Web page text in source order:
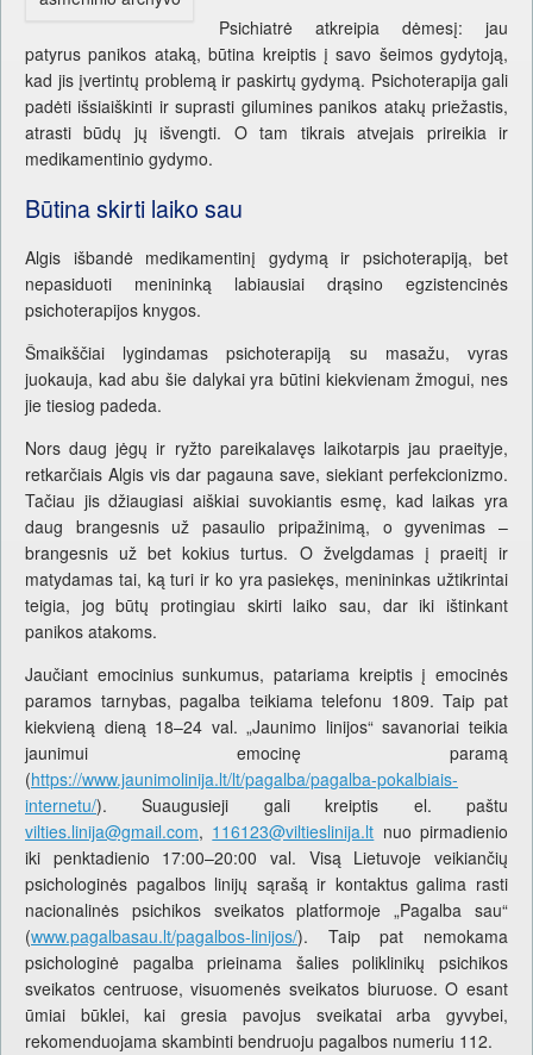
Psichiatrė atkreipia dėmesį: jau
patyrus panikos ataką, būtina kreiptis į savo šeimos gydytoją,
kad jis įvertintų problemą ir paskirtų gydymą. Psichoterapija gali
padėti išsiaiškinti ir suprasti gilumines panikos atakų priežastis,
atrasti būdų jų išvengti. O tam tikrais atvejais prireikia ir
medikamentinio gydymo.
Būtina skirti laiko sau
Algis išbandė medikamentinį gydymą ir psichoterapiją, bet
nepasiduoti menininką labiausiai drąsino egzistencinės
psichoterapijos knygos.
Šmaikščiai lygindamas psichoterapiją su masažu, vyras
juokauja, kad abu šie dalykai yra būtini kiekvienam žmogui, nes
jie tiesiog padeda.
Nors daug jėgų ir ryžto pareikalavęs laikotarpis jau praeityje,
retkarčiais Algis vis dar pagauna save, siekiant perfekcionizmo.
Tačiau jis džiaugiasi aiškiai suvokiantis esmę, kad laikas yra
daug brangesnis už pasaulio pripažinimą, o gyvenimas –
brangesnis už bet kokius turtus. O žvelgdamas į praeitį ir
matydamas tai, ką turi ir ko yra pasiekęs, menininkas užtikrintai
teigia, jog būtų protingiau skirti laiko sau, dar iki ištinkant
panikos atakoms.
Jaučiant emocinius sunkumus, patariama kreiptis į emocinės
paramos tarnybas, pagalba teikiama telefonu 1809. Taip pat
kiekvieną dieną 18–24 val. „Jaunimo linijos“ savanoriai teikia
jaunimui emocinę paramą
(https://www.jaunimolinija.lt/lt/pagalba/pagalba-pokalbiais-
internetu/). Suaugusieji gali kreiptis el. paštu
vilties.linija@gmail.com, 116123@viltieslinija.lt nuo pirmadienio
iki penktadienio 17:00–20:00 val. Visą Lietuvoje veikiančių
psichologinės pagalbos linijų sąrašą ir kontaktus galima rasti
nacionalinės psichikos sveikatos platformoje „Pagalba sau“
(www.pagalbasau.lt/pagalbos-linijos/). Taip pat nemokama
psichologinė pagalba prieinama šalies poliklinikų psichikos
sveikatos centruose, visuomenės sveikatos biuruose. O esant
ūmiai būklei, kai gresia pavojus sveikatai arba gyvybei,
rekomenduojama skambinti bendruoju pagalbos numeriu 112.